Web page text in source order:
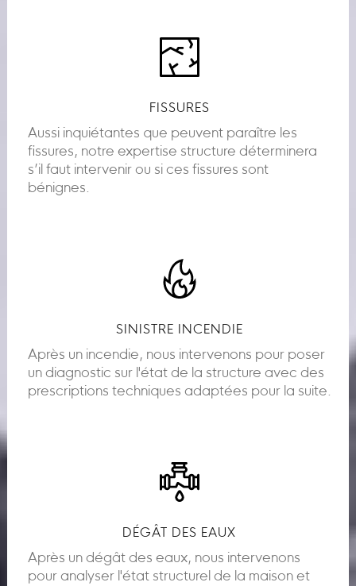
FISSURES
Aussi inquiétantes que peuvent paraître les
fissures, notre expertise structure déterminera
s’il faut intervenir ou si ces fissures sont
bénignes.
SINISTRE INCENDIE
Après un incendie, nous intervenons pour poser
un diagnostic sur l'état de la structure avec des
prescriptions techniques adaptées pour la suite.
DÉGÂT DES EAUX
Après un dégât des eaux, nous intervenons
pour analyser l'état structurel de la maison et